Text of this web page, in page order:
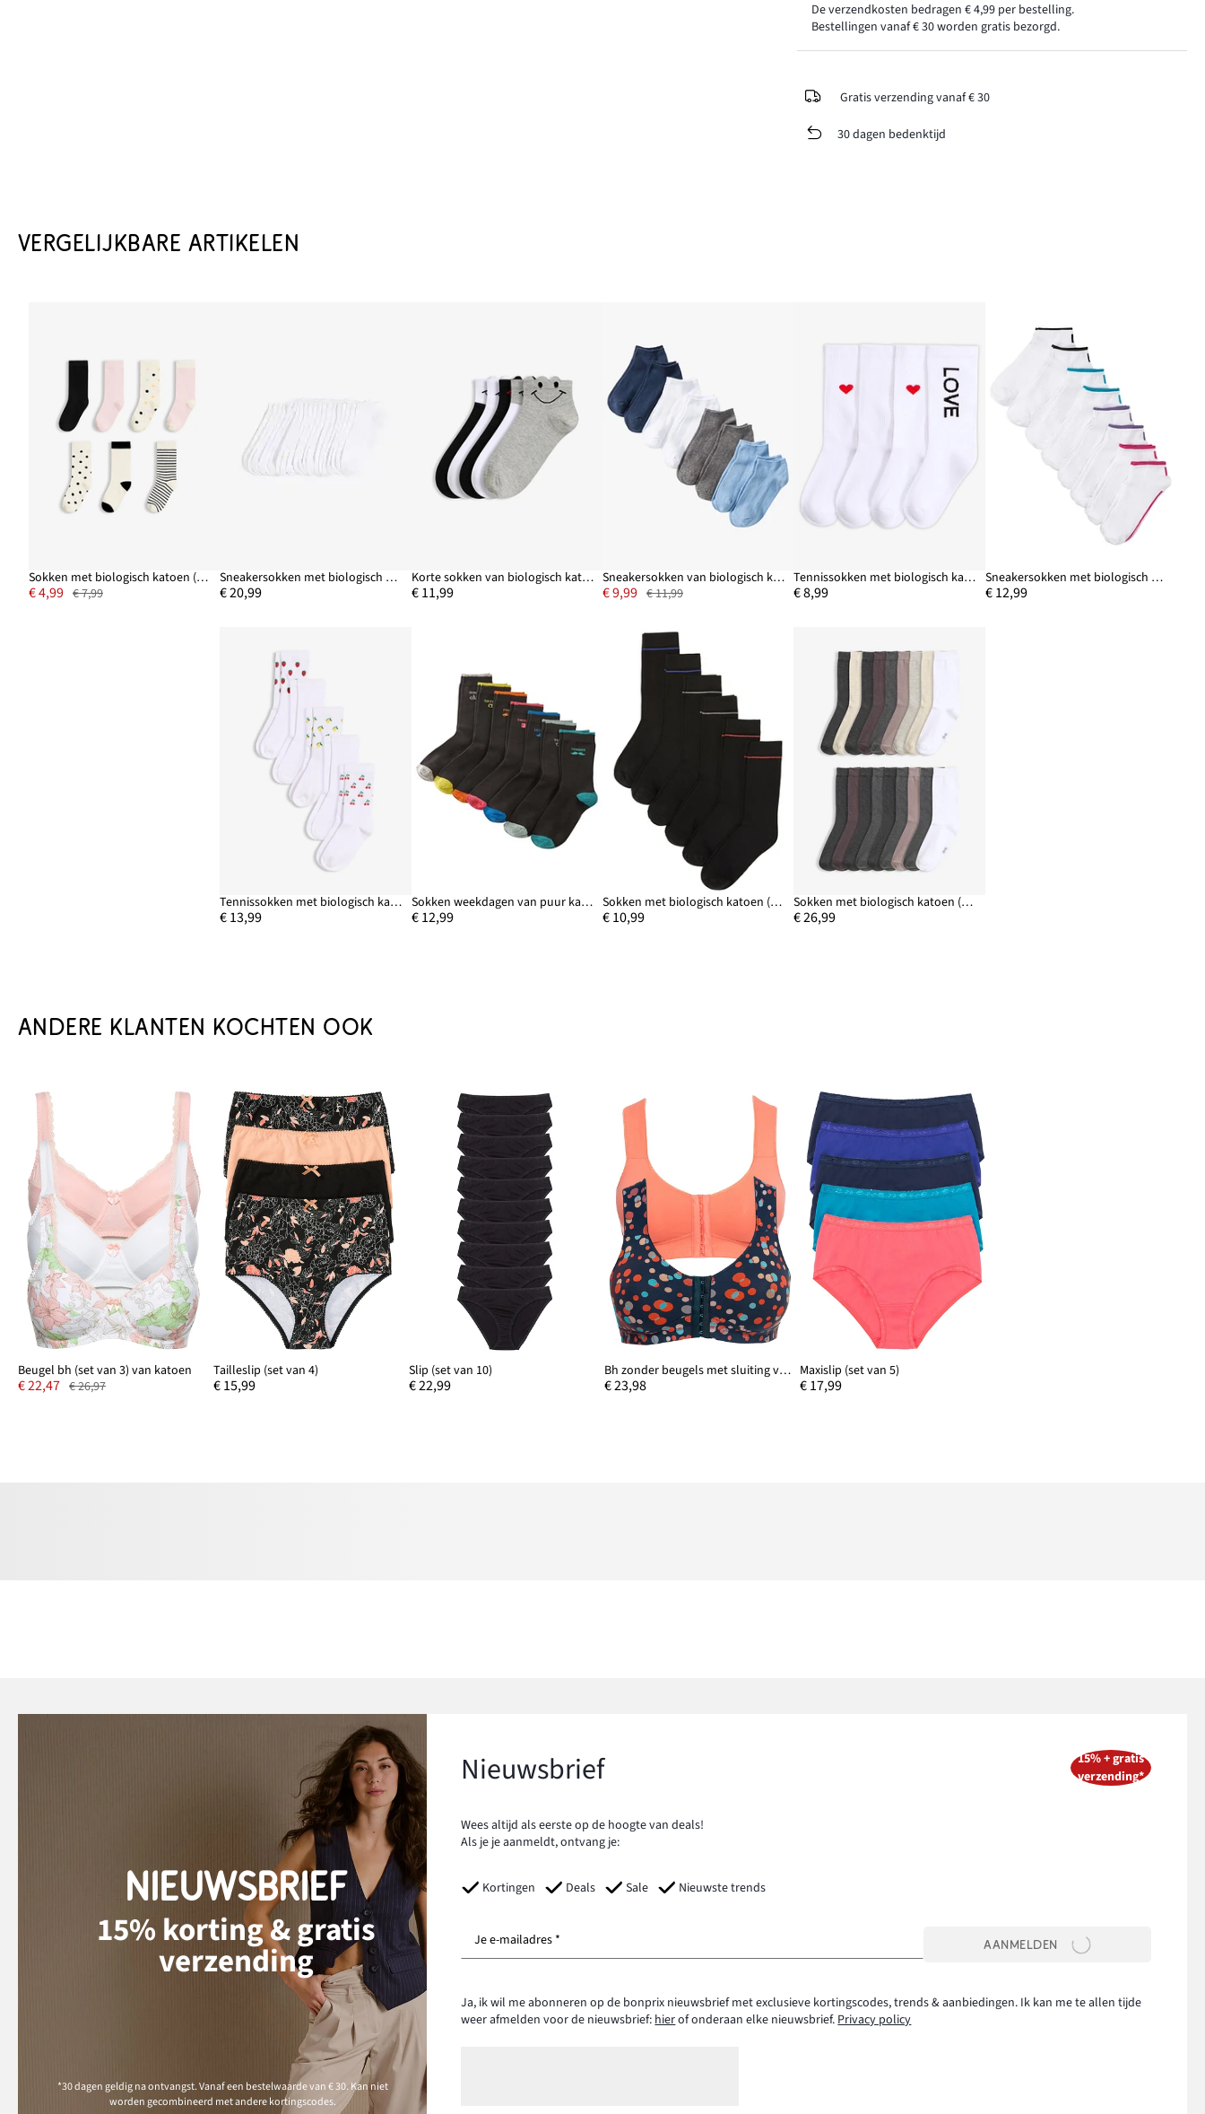
De verzendkosten bedragen € 4,99 per bestelling.
Bestellingen vanaf € 30 worden gratis bezorgd.
Gratis verzending vanaf € 30
30 dagen bedenktijd
VERGELIJKBARE ARTIKELEN
Sokken met biologisch katoen (set van 7)
€ 4,99 € 7,99
Sneakersokken met biologisch katoen (20 paar)
€ 20,99
Korte sokken van biologisch katoen (set van 5)
€ 11,99
Sneakersokken van biologisch katoen (8 paar)
€ 9,99 € 11,99
Tennissokken met biologisch katoen (4 paar)
€ 8,99
Sneakersokken met biologisch katoen (8 paar)
€ 12,99
Tennissokken met biologisch katoen (5 paar)
€ 13,99
Sokken weekdagen van puur katoen (7 paar)
€ 12,99
Sokken met biologisch katoen (6 paar)
€ 10,99
Sokken met biologisch katoen (20 paar)
€ 26,99
ANDERE KLANTEN KOCHTEN OOK
Beugel bh (set van 3) van katoen
€ 22,47 € 26,97
Tailleslip (set van 4)
€ 15,99
Slip (set van 10)
€ 22,99
Bh zonder beugels met sluiting voorop en biologisch katoen (set van 2)
€ 23,98
Maxislip (set van 5)
€ 17,99
NIEUWSBRIEF
15% korting & gratis
verzending
*30 dagen geldig na ontvangst. Vanaf een bestelwaarde van € 30. Kan niet
worden gecombineerd met andere kortingscodes.
Nieuwsbrief
Wees altijd als eerste op de hoogte van deals!
Als je je aanmeldt, ontvang je:
Kortingen Deals Sale Nieuwste trends
15% + gratis
verzending*
Je e-mailadres * AANMELDEN
Ja, ik wil me abonneren op de bonprix nieuwsbrief met exclusieve kortingscodes, trends & aanbiedingen. Ik kan me te allen tijde
weer afmelden voor de nieuwsbrief:hierof onderaan elke nieuwsbrief.Privacy policy